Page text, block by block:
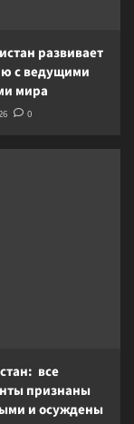
развивает
с ведущими
мира
0
все
признаны
и осуждены